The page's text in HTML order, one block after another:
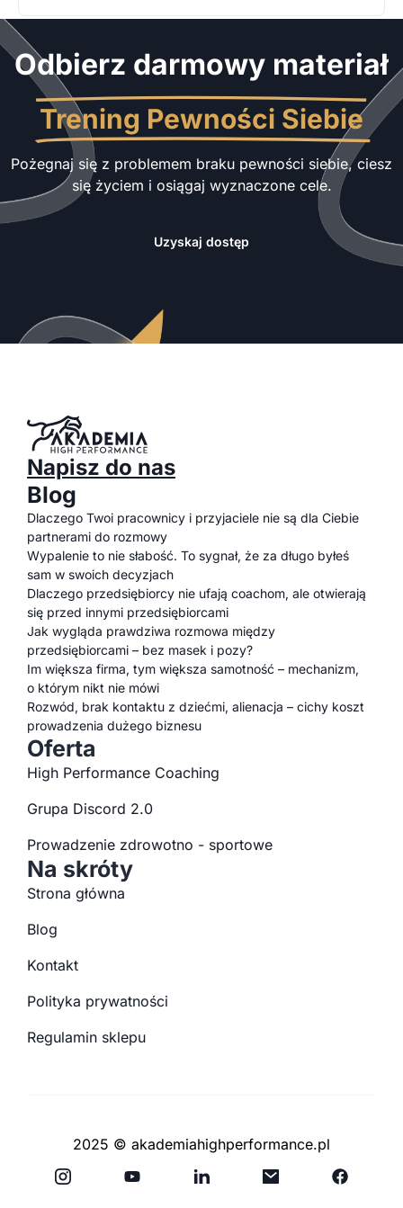
Odbierz darmowy materiał
Trening Pewności Siebie
Pożegnaj się z problemem braku pewności siebie, ciesz
się życiem i osiągaj wyznaczone cele.
Uzyskaj dostęp
Napisz do nas
Blog
Dlaczego Twoi pracownicy i przyjaciele nie są dla Ciebie
partnerami do rozmowy
Wypalenie to nie słabość. To sygnał, że za długo byłeś
sam w swoich decyzjach
Dlaczego przedsiębiorcy nie ufają coachom, ale otwierają
się przed innymi przedsiębiorcami
Jak wygląda prawdziwa rozmowa między
przedsiębiorcami – bez masek i pozy?
Im większa firma, tym większa samotność – mechanizm,
o którym nikt nie mówi
Rozwód, brak kontaktu z dziećmi, alienacja – cichy koszt
prowadzenia dużego biznesu
Oferta
High Performance Coaching
Grupa Discord 2.0
Prowadzenie zdrowotno - sportowe
Na skróty
Strona główna
Blog
Kontakt
Polityka prywatności
Regulamin sklepu
2025 © akademiahighperformance.pl
o
a